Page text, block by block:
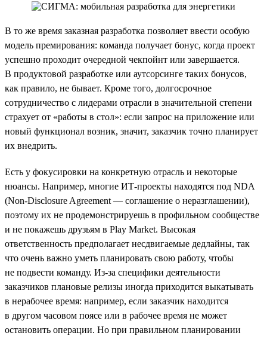
В то же время заказная разработка позволяет ввести особую
модель премирования: команда получает бонус, когда проект
успешно проходит очередной чекпойнт или завершается.
В продуктовой разработке или аутсорсинге таких бонусов,
как правило, не бывает. Кроме того, долгосрочное
сотрудничество с лидерами отрасли в значительной степени
страхует от «работы в стол»: если запрос на приложение или
новый функционал возник, значит, заказчик точно планирует
их внедрить.
Есть у фокусировки на конкретную отрасль и некоторые
нюансы. Например, многие ИТ-проекты находятся под NDA
(Non-Disclosure Agreement — соглашение о неразглашении),
поэтому их не продемонстрируешь в профильном сообществе
и не покажешь друзьям в Play Market. Высокая
ответственность предполагает несдвигаемые дедлайны, так
что очень важно уметь планировать свою работу, чтобы
не подвести команду. Из-за специфики деятельности
заказчиков плановые релизы иногда приходится выкатывать
в нерабочее время: например, если заказчик находится
в другом часовом поясе или в рабочее время не может
остановить операции. Но при правильном планировании